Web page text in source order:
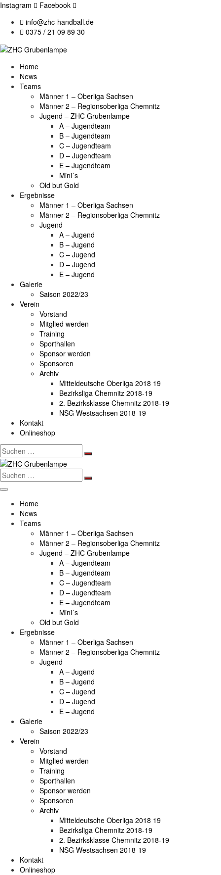
Instagram
Facebook
info@zhc-handball.de
0375 / 21 09 89 30
Home
News
Teams
Männer 1 – Oberliga Sachsen
Männer 2 – Regionsoberliga Chemnitz
Jugend – ZHC Grubenlampe
A – Jugendteam
B – Jugendteam
C – Jugendteam
D – Jugendteam
E – Jugendteam
Mini´s
Old but Gold
Ergebnisse
Männer 1 – Oberliga Sachsen
Männer 2 – Regionsoberliga Chemnitz
Jugend
A – Jugend
B – Jugend
C – Jugend
D – Jugend
E – Jugend
Galerie
Saison 2022/23
Verein
Vorstand
Mitglied werden
Training
Sporthallen
Sponsor werden
Sponsoren
Archiv
Mitteldeutsche Oberliga 2018 19
Bezirksliga Chemnitz 2018-19
2. Bezirksklasse Chemnitz 2018-19
NSG Westsachsen 2018-19
Kontakt
Onlineshop
Search
for:
Search
for:
Home
News
Teams
Männer 1 – Oberliga Sachsen
Männer 2 – Regionsoberliga Chemnitz
Jugend – ZHC Grubenlampe
A – Jugendteam
B – Jugendteam
C – Jugendteam
D – Jugendteam
E – Jugendteam
Mini´s
Old but Gold
Ergebnisse
Männer 1 – Oberliga Sachsen
Männer 2 – Regionsoberliga Chemnitz
Jugend
A – Jugend
B – Jugend
C – Jugend
D – Jugend
E – Jugend
Galerie
Saison 2022/23
Verein
Vorstand
Mitglied werden
Training
Sporthallen
Sponsor werden
Sponsoren
Archiv
Mitteldeutsche Oberliga 2018 19
Bezirksliga Chemnitz 2018-19
2. Bezirksklasse Chemnitz 2018-19
NSG Westsachsen 2018-19
Kontakt
Onlineshop